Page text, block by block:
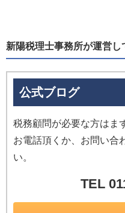
新陽税理士事務所が運営し
公式ブログ
税務顧問が必要な方はま
お電話頂くか、お問い合
い。
TEL